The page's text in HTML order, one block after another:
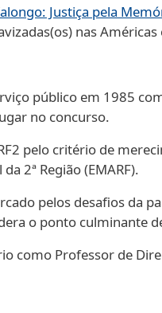
Justiça pela
nas
público em 1985
no concurso.
pelo critério de
2ª Região (EMARF).
pelos desafios da
o ponto culminante
como Professor de